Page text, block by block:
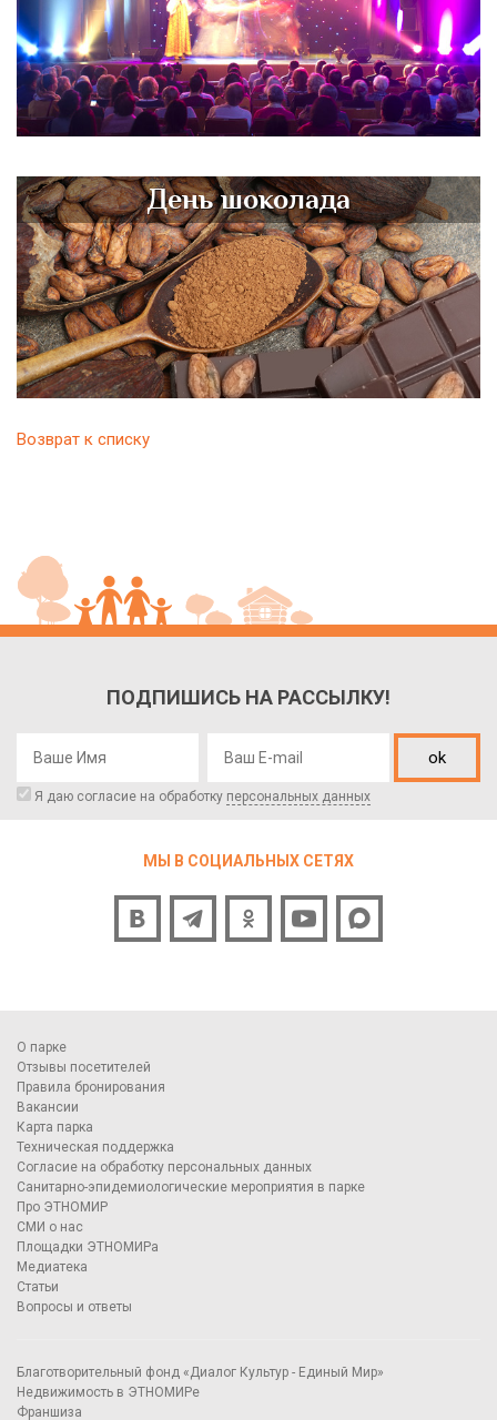
День шоколада
Возврат к списку
ПОДПИШИСЬ НА РАССЫЛКУ!
ok
Я даю согласие на обработку персональных данных
МЫ В СОЦИАЛЬНЫХ СЕТЯХ
О парке
Отзывы посетителей
Правила бронирования
Вакансии
Карта парка
Техническая поддержка
Согласие на обработку персональных данных
Санитарно-эпидемиологические мероприятия в парке
Про ЭТНОМИР
СМИ о нас
Площадки ЭТНОМИРа
Медиатека
Статьи
Вопросы и ответы
Благотворительный фонд «Диалог Культур - Единый Мир»
Недвижимость в ЭТНОМИРе
Франшиза